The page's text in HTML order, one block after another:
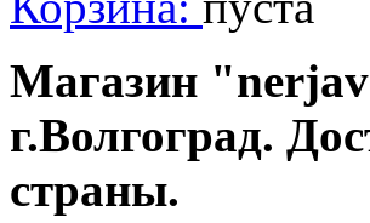
Магазин
г.Волгоград.
страны.